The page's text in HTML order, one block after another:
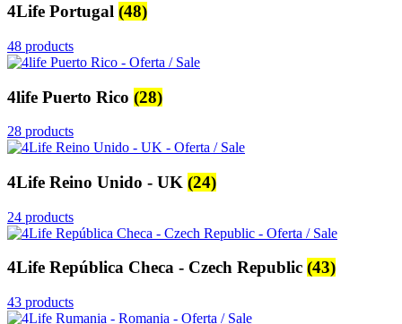
4Life Portugal (48)
48 products
4life Puerto Rico (28)
28 products
4Life Reino Unido - UK (24)
24 products
4Life República Checa - Czech Republic (43)
43 products